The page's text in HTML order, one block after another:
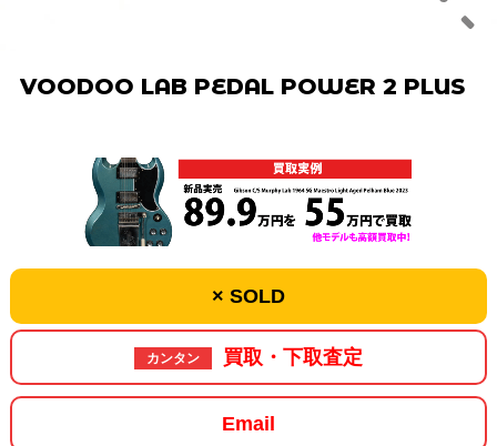
VOODOO LAB PEDAL POWER 2 PLUS
× SOLD
カンタン 買取・下取査定
Email